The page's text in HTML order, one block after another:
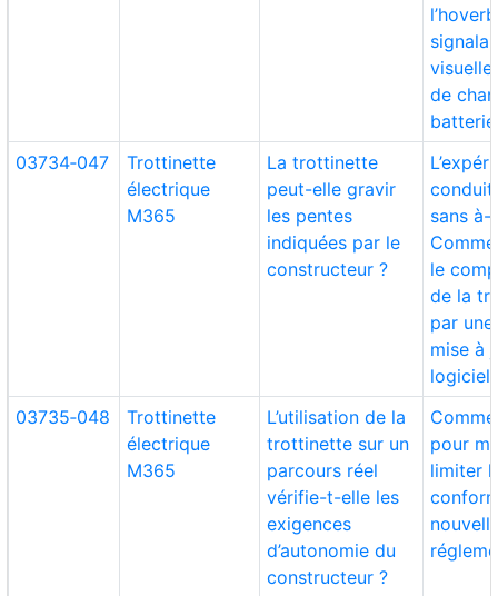
de
batterie
03734‑047
Trottinette
électrique
M365
La trottinette
peut-elle gravir
les pentes
indiquées par le
constructeur ?
sans à-
le
de la
par
mise à
logiciel
03735‑048
Trottinette
électrique
M365
L’utilisation de la
trottinette sur un
parcours réel
vérifie-t-elle les
exigences
d’autonomie du
constructeur ?
pour
limiter